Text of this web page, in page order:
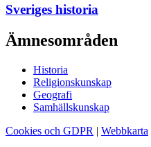
Sveriges historia
Ämnesområden
Historia
Religionskunskap
Geografi
Samhällskunskap
Cookies och GDPR | Webbkarta